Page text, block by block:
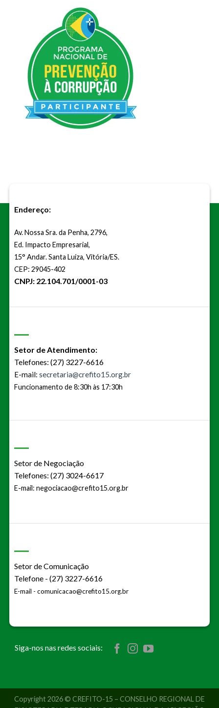
Endereço:
Av. Nossa Sra. da Penha, 2796,
Ed. Impacto Empresarial,
15° Andar. Santa Luíza, Vitória/ES.
CEP: 29045-402
CNPJ: 22.104.701/0001-03
Setor de Atendimento:
Telefones: (27) 3227-6616
E-mail: secretaria@crefito15.org.br
Funcionamento de 8:30h às 17:30h
Setor de Negociação
Telefones: (27) 3024-6617
E-mail: negociacao@crefito15.org.br
Setor de Comunicação
Telefone - (27) 3227-6616
E-mail - comunicacao@crefito15.org.br
Siga-nos nas redes sociais:
Copyright 2026 © CREFITO-15 – CONSELHO REGIONAL DE